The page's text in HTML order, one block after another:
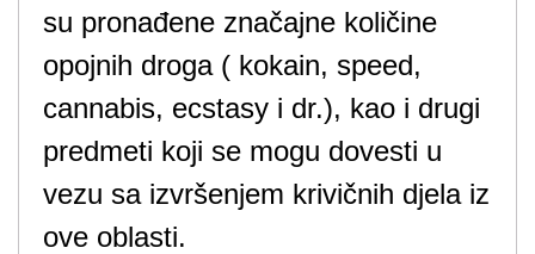
su pronađene značajne količine
opojnih droga ( kokain, speed,
cannabis, ecstasy i dr.), kao i drugi
predmeti koji se mogu dovesti u
vezu sa izvršenjem krivičnih djela iz
ove oblasti.